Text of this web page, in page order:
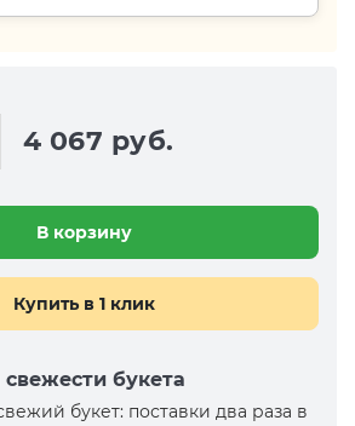
4 067 руб.
В корзину
Купить в 1 клик
свежести букета
букет: поставки два раза в